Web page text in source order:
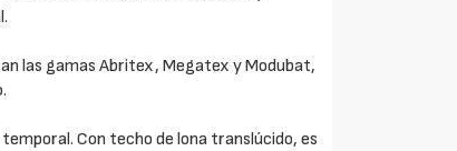
las gamas Abritex, Megatex y Modubat,
Con techo de lona translúcido, es